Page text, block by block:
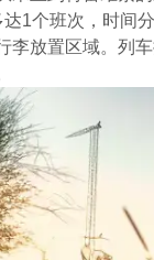
1个班次，时间
李放置区域。列